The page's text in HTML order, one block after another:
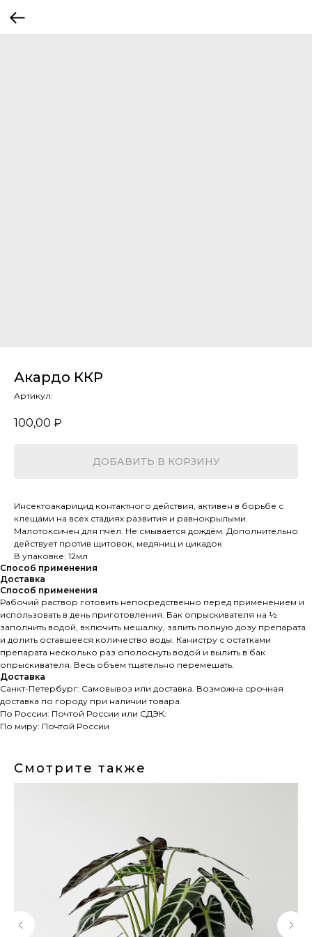
Акардо ККР
Артикул:
100,00 ₽
ДОБАВИТЬ В КОРЗИНУ
Инсектоакарицид контактного действия, активен в борьбе с
клещами на всех стадиях развития и равнокрылыми.
Малотоксичен для пчёл. Не смывается дождём. Дополнительно
действует против щитовок, медяниц и цикадок
В упаковке: 12мл
Способ применения
Доставка
Способ применения
Рабочий раствор готовить непосредственно перед применением и
использовать в день приготовления. Бак опрыскивателя на ½
заполнить водой, включить мешалку, залить полную дозу препарата
и долить оставшееся количество воды. Канистру с остатками
препарата несколько раз ополоснуть водой и вылить в бак
опрыскивателя. Весь объем тщательно перемешать.
Доставка
Санкт-Петербург: Самовывоз или доставка. Возможна срочная
доставка по городу при наличии товара.
По России: Почтой России или СДЭК.
По миру: Почтой России
Смотрите также